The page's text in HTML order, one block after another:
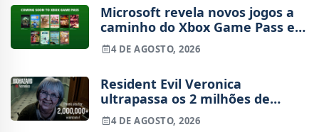
Microsoft revela novos jogos a
caminho do Xbox Game Pass em
agosto
4 DE AGOSTO, 2026
Resident Evil Veronica
ultrapassa os 2 milhões de
wishlists
4 DE AGOSTO, 2026